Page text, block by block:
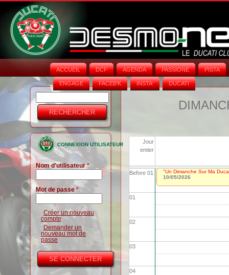
ACCUEIL DCF AGENDA PASSIONE PISTA
ENGAGE FACEB'K INSTA‘ DUCATI
Formulaire
de
recherche
CONNEXION UTILISATEUR
Nom d'utilisateur*
Mot de passe *
Créer un nouveau
compte
Demander un
nouveau mot de
passe
Jour
entier
Before 01
01
02
03
04
"Un Dimanche Sur Ma
10/05/2026